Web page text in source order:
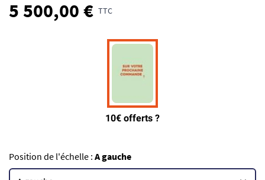
5 500,00 € TTC
Position de l'échelle : A gauche